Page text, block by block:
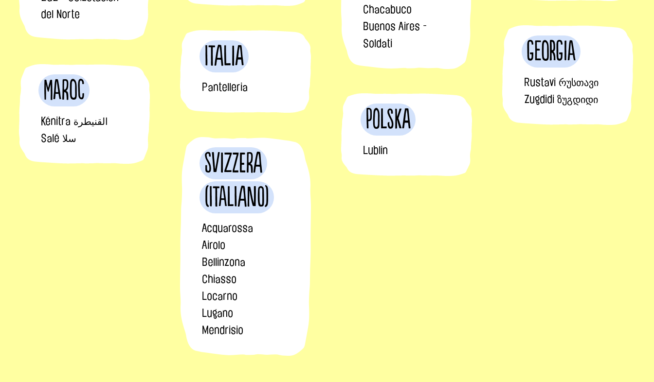
Chacabuco
Buenos Aires -
Soldati
del Norte
Georgia
Rustavi რუსთავი
Zugdidi ზუგდიდი
Italia
Pantelleria
Maroc
Kénitra القنيطرة
Salé سلا
Polska
Lublin
Svizzera
(Italiano)
Acquarossa
Airolo
Bellinzona
Chiasso
Locarno
Lugano
Mendrisio